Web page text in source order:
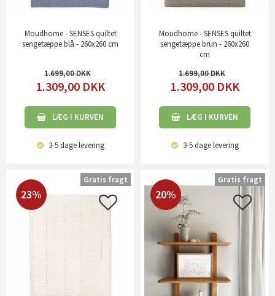
Moudhome - SENSES quiltet
sengetæppe blå - 260x260 cm
1.699,00
1.309,00 DKK
LÆG I KURVEN
3-5 dagelevering
Moudhome - SENSES quiltet
sengetæppe brun - 260x260
cm
1.699,00
1.309,00 DKK
LÆG I KURVEN
3-5 dagelevering
23%
Gratis fragt
20%
Gratis fragt